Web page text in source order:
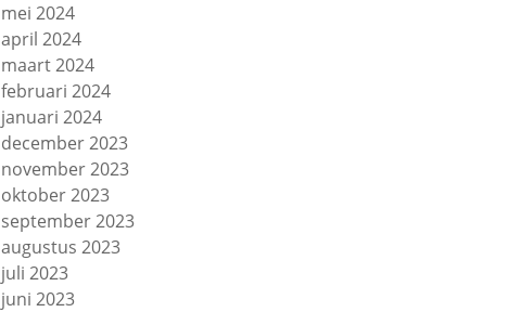
mei 2024
april 2024
maart 2024
februari 2024
januari 2024
december 2023
november 2023
oktober 2023
september 2023
augustus 2023
juli 2023
juni 2023